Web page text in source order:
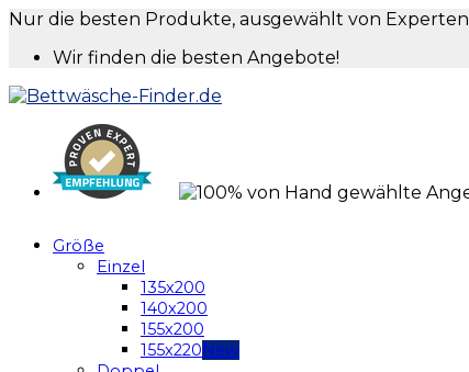
Nur die besten Produkte, ausgewählt von Experten
Wir finden die besten Angebote!
Größe
Einzel
135x200
140x200
155x200
155x220